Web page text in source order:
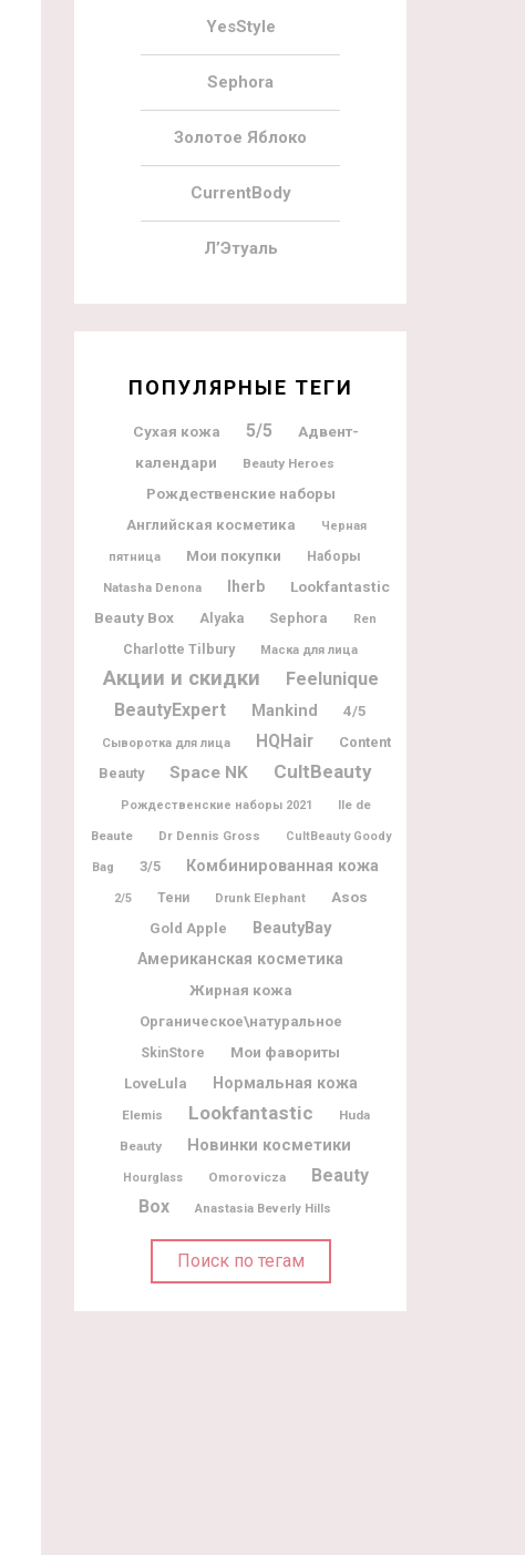
YesStyle
Sephora
Золотое Яблоко
CurrentBody
Л’Этуаль
ПОПУЛЯРНЫЕ ТЕГИ
Сухая кожа 5/5
Адвент-
календари
Beauty Heroes
Рождественские наборы
Английская косметика Черная
пятница Мои покупки
Наборы
Natasha Denona
Iherb
Lookfantastic
Beauty Box
Alyaka Sephora Ren
Charlotte Tilbury Маска для лица
Акции и скидки
Feelunique
BeautyExpert
Mankind 4/5
Сыворотка для лица HQHair
Content
Beauty
Space NK CultBeauty
Рождественские наборы 2021
Ile de
Beaute
Dr Dennis Gross CultBeauty Goody
Bag 3/5 Комбинированная кожа
2/5 Тени Drunk Elephant
Asos
Gold Apple
BeautyBay
Американская косметика
Жирная кожа
Органическое\натуральное
SkinStore Мои фавориты
LoveLula Нормальная кожа
Elemis Lookfantastic
Huda
Beauty
Новинки косметики
Hourglass Omorovicza
Beauty
Box
Anastasia Beverly Hills
Поиск по тегам